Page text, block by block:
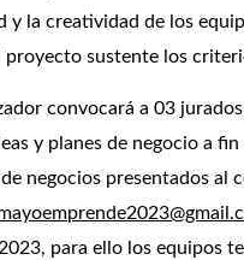
y la creatividad de los
proyecto sustente los
convocará a 03
y planes de negocio a
negocios presentados al
para ello los equipos